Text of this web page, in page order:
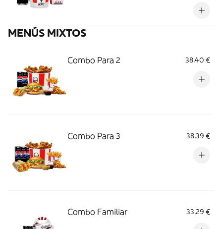
MENÚS MIXTOS
Combo Para 2 38,40 €
Combo Para 3 38,39 €
Combo Familiar 33,29 €